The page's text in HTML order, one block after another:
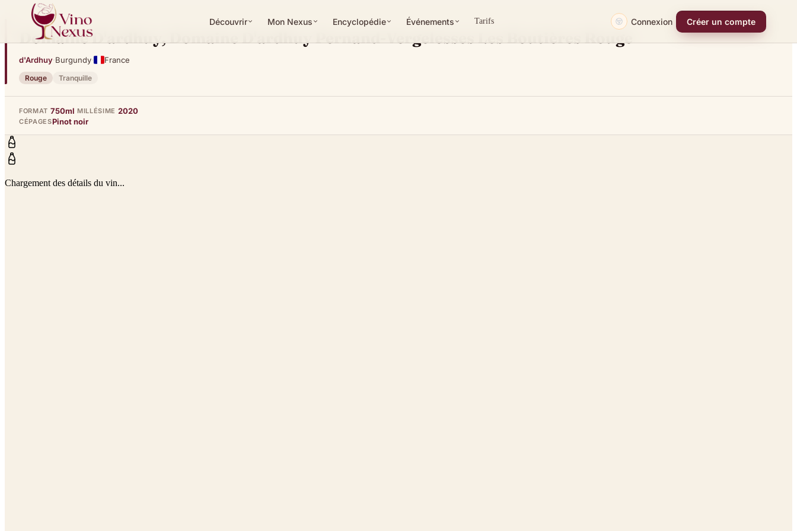
Découvrir Mon Nexus Encyclopédie Événements Tarifs Connexion Créer un compte
Domaine D'ardhuy, Domaine D'ardhuy Pernand-Vergelesses Les Boutières Rouge
d'Ardhuy·Burgundy· France
Rouge Tranquille
FORMAT 750ml MILLÉSIME 2020
CÉPAGESPinot noir
Chargement des détails du vin...